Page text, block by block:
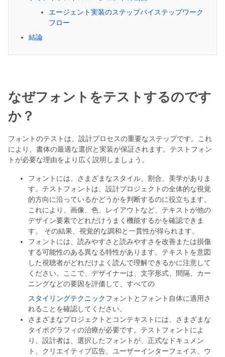
エージェント実装のステップバイステップワーク
フロー
結論
なぜフォントをテストするのです
か？
フォントのテストは、設計プロセスの重要なステップです。これ
により、書体の最適な選択と実装が保証されます。テストフォン
トが必要な理由をより広く説明しましょう。
フォントには、さまざまなスタイル、割合、美学がありま
す。テストフォントは、設計プロジェクトの全体的な視覚
的方向に沿っているかどうかを判断するのに役立ちます。
これにより、画像、色、レイアウトなど、テキストが他の
デザイン要素でどれだけうまく機能するかを確認できま
す。 その結果、視覚的な調和と一貫性が得られます。
フォントには、読みやすさと読みやすさを改善または損傷
する可能性のある異なる特性があります。テキストを意図
した視聴者がどれだけよく読んで理解できるかに注意して
ください。ここで、デザイナーは、文字形式、間隔、カー
ニングなどの要因を評価して、すべての
スタイリングテクニックフォントとフォント自体に適用さ
れることを確認してください。
さまざまなプロジェクトとコンテキストには、さまざまな
タイポグラフィの治療が必要です。テストフォントによ
り、設計者は、選択したフォントが、正式なドキュメン
ト、クリエイティブ広告、ユーザーインターフェイス、ウ